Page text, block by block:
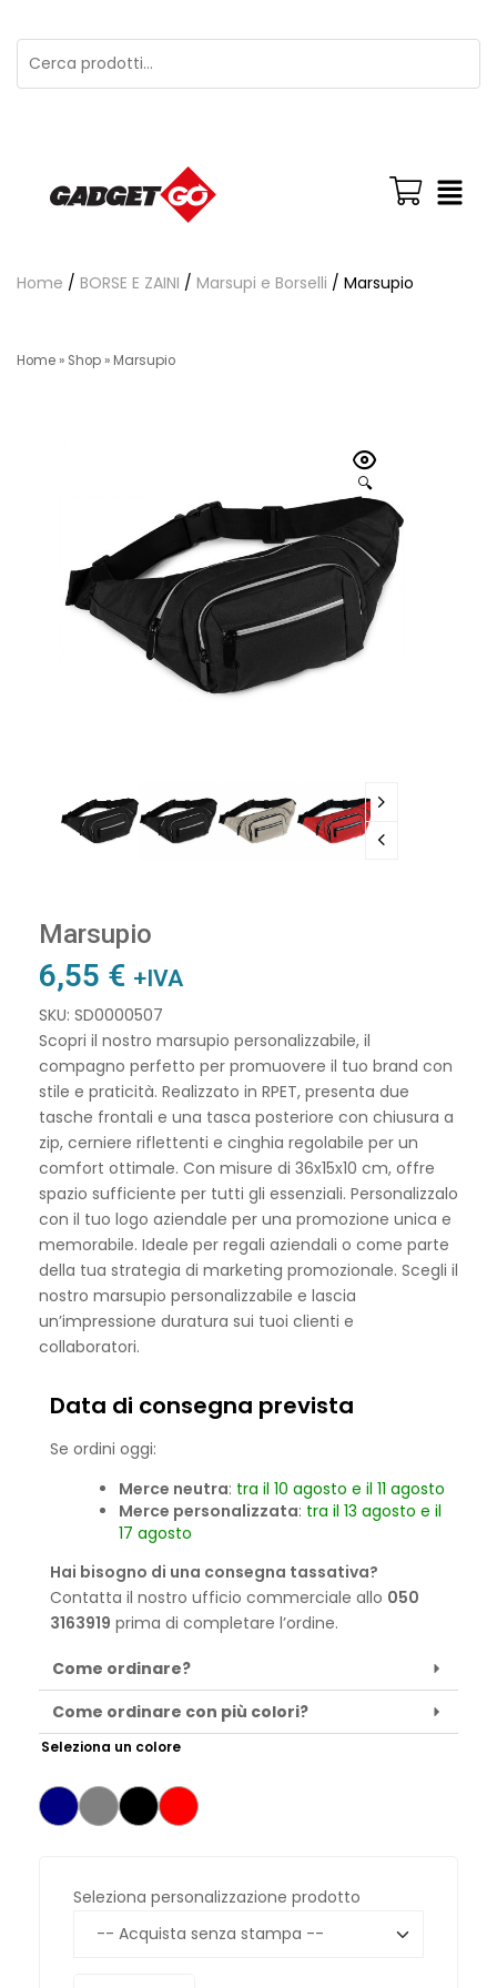
Home / BORSE E ZAINI / Marsupi e Borselli / Marsupio
Home » Shop » Marsupio
🔍
Marsupio
6,55 € +IVA
SKU: SD0000507
Scopri il nostro marsupio personalizzabile, il
compagno perfetto per promuovere il tuo brand con
stile e praticità. Realizzato in RPET, presenta due
tasche frontali e una tasca posteriore con chiusura a
zip, cerniere riflettenti e cinghia regolabile per un
comfort ottimale. Con misure di 36x15x10 cm, offre
spazio sufficiente per tutti gli essenziali. Personalizzalo
con il tuo logo aziendale per una promozione unica e
memorabile. Ideale per regali aziendali o come parte
della tua strategia di marketing promozionale. Scegli il
nostro marsupio personalizzabile e lascia
un’impressione duratura sui tuoi clienti e
collaboratori.
Data di consegna prevista
Se ordini oggi:
Merce neutra: tra il 10 agosto e il 11 agosto
Merce personalizzata: tra il 13 agosto e il
17 agosto
Hai bisogno di una consegna tassativa?
Contatta il nostro ufficio commerciale allo 050
3163919 prima di completare l’ordine.
Come ordinare?
Come ordinare con più colori?
Seleziona un colore
Seleziona personalizzazione prodotto